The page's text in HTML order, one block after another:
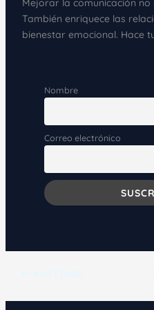
Mejorar la comunicación
También enriquece las
bienestar emocional. Hace
Nombre
Correo electrónico